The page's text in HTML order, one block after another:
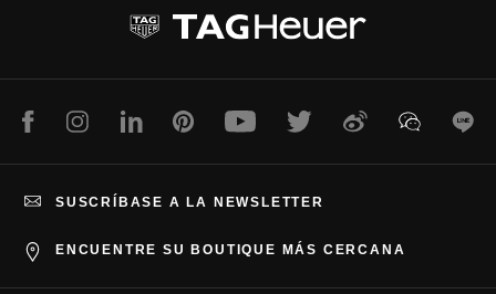
FacebookInstagramLinkedInPinterest Youtube Twitter Weibo WeChat
ENCUENTRE SU BOUTIQUE MÁS CERCANA
SUSCRÍBASE A LA NEWSLETTER